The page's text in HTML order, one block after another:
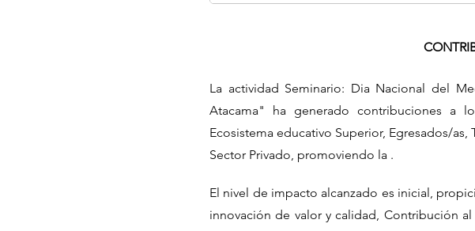
La actividad Seminario: Dia Nacional del
Atacama" ha generado contribuciones a
Ecosistema educativo Superior, Egresados/
Sector Privado, promoviendo la .
El nivel de impacto alcanzado es inicial,
innovación de valor y calidad, Contribución